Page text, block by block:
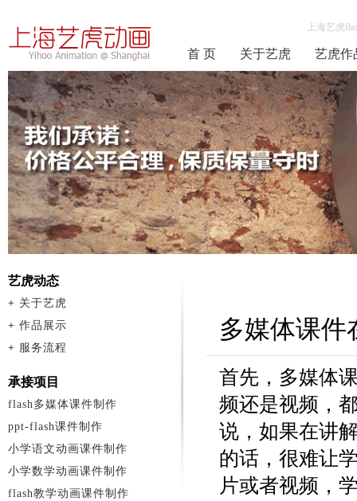
上海艺虎
首 页 关于艺虎 艺虎作
多媒体课件
首先，多媒体
频还是视频，
说，如果在讲
的话，很难让
片或者视频，
艺虎动态
+ 关于艺虎
+ 作品展示
+ 服务流程
承接项目
flash多媒体课件制作
ppt-flash课件制作
小学语文动画课件制作
小学数学动画课件制作
flash教学动画课件制作